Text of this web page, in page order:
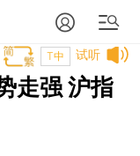
试听
T中
走强 沪指